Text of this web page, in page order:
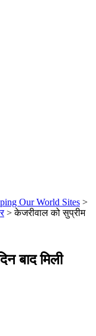
Our World Sites >
>केजरीवाल को सुप्रीम
बाद मिली